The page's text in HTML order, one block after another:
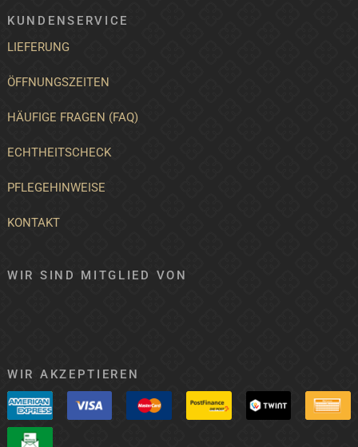
KUNDENSERVICE
LIEFERUNG
ÖFFNUNGSZEITEN
HÄUFIGE FRAGEN (FAQ)
ECHTHEITSCHECK
PFLEGEHINWEISE
KONTAKT
WIR SIND MITGLIED VON
WIR AKZEPTIEREN